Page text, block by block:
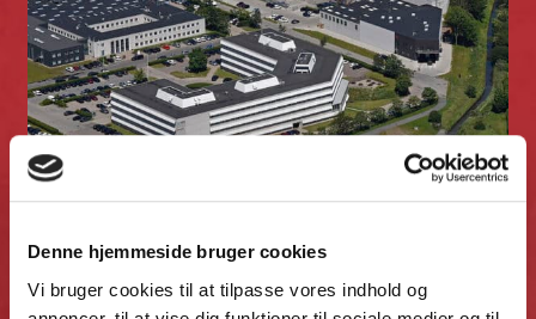
Denne hjemmeside bruger cookies
Vi bruger cookies til at tilpasse vores indhold og
Tonsbakken 16-18 solgt til